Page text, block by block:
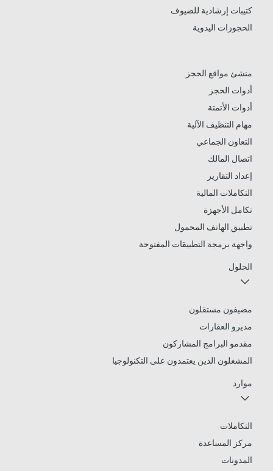
كتيبات إرشادية للضيوف
الحجوزات اليدوية
منشئ مواقع الحجز
أدوات الحجز
أدوات الأتمتة
مهام التنظيف الآلية
التعاون الجماعي
اتصال المالك
إعداد التقارير
التكاملات المالية
تكامل الأجهزة
تطبيق الهاتف المحمول
واجهة برمجة التطبيقات المفتوحة
الحلول
مضيفون مستقلون
مديرو العقارات
مقدمو البرامج المشاركون
المشغلون الذين يعتمدون على التكنولوجيا
موارد
التكاملات
مركز المساعدة
المدونات